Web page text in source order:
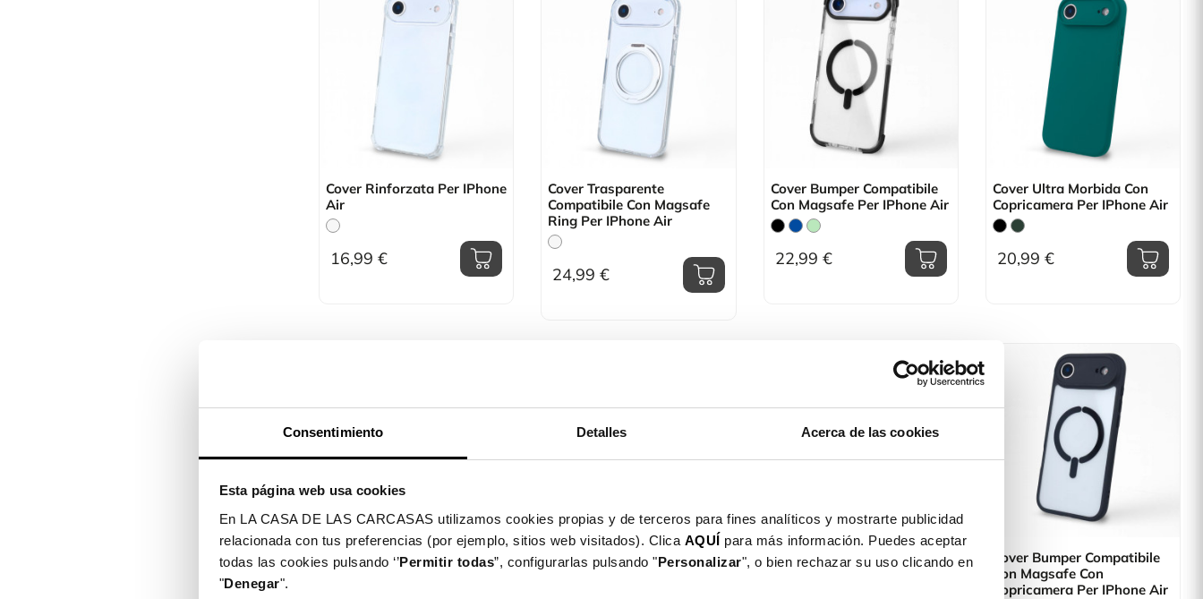
Consentimiento Detalles Acerca de las cookies
Esta página web usa cookies
En LA CASA DE LAS CARCASAS utilizamos cookies propias y de terceros para fines analíticos y mostrarte publicidad
relacionada con tus preferencias (por ejemplo, sitios web visitados). Clica AQUÍ para más información. Puedes aceptar
todas las cookies pulsando ‘’Permitir todas”, configurarlas pulsando "Personalizar", o bien rechazar su uso clicando en
"Denegar".
Cover Rinforzata Per IPhone
Air
16,99 €
Cover Trasparente
Compatibile Con Magsafe
Ring Per IPhone Air
24,99 €
Cover Bumper Compatibile
Con Magsafe Per IPhone Air
22,99 €
Cover Ultra Morbida Con
Copricamera Per IPhone Air
20,99 €
Cover Ultra Morbida Con
Copricamera Per IPhone 17
Cover Glitter Premium Per
IPhone Air
Cover In Silicone
Cover Bumper Compatibile
Con Magsafe Con
Copricamera Per IPhone Air